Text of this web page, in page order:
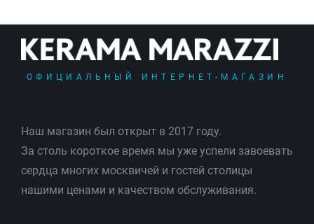
ОФИЦИАЛЬНЫЙ ИНТЕРНЕТ-МАГАЗИН
Наш магазин был открыт в 2017 году.
За столь короткое время мы уже успели завоевать
сердца многих москвичей и гостей столицы
нашими ценами и качеством обслуживания.